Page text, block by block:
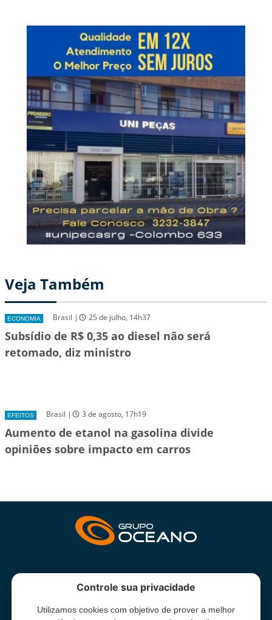
Veja Também
ECONOMIA Brasil | 25 de julho, 14h37
Subsídio de R$ 0,35 ao diesel não será
retomado, diz ministro
EFEITOS Brasil | 3 de agosto, 17h19
Aumento de etanol na gasolina divide
opiniões sobre impacto em carros
INSTITUCIONAL
Grupo Oceano - Todos direitos reservados -
Controle sua privacidade
Utilizamos cookies com objetivo de prover a melhor